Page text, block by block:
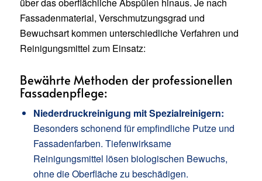
Fassadenmaterial, Verschmutzungsgrad und
Bewuchsart kommen unterschiedliche Verfahren und
Reinigungsmittel zum Einsatz:
Bewährte Methoden der professionellen
Fassadenpflege:
Niederdruckreinigung mit Spezialreinigern:
Besonders schonend für empfindliche Putze und
Fassadenfarben. Tiefenwirksame
Reinigungsmittel lösen biologischen Bewuchs,
ohne die Oberfläche zu beschädigen.